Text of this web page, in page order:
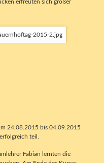
erfreuten sich großer
24.08.2015 bis 04.09.2015
teil.
Fabian lernten die